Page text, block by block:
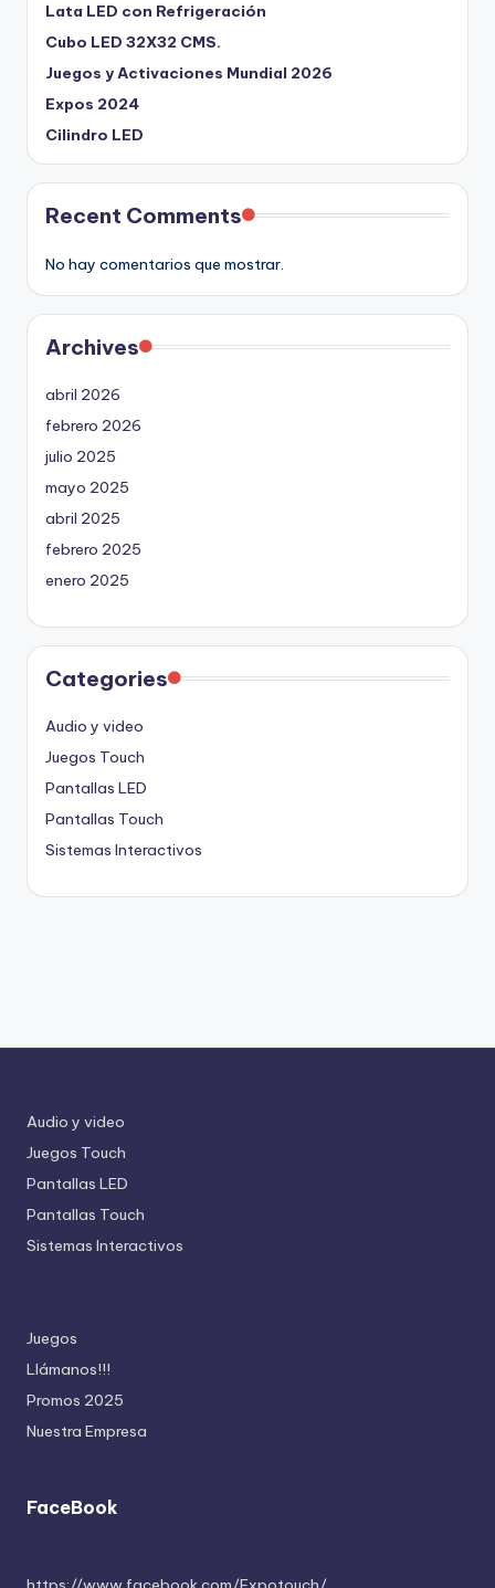
Lata LED con Refrigeración
Cubo LED 32X32 CMS.
Juegos y Activaciones Mundial 2026
Expos 2024
Cilindro LED
Recent Comments
No hay comentarios que mostrar.
Archives
abril 2026
febrero 2026
julio 2025
mayo 2025
abril 2025
febrero 2025
enero 2025
Categories
Audio y video
Juegos Touch
Pantallas LED
Pantallas Touch
Sistemas Interactivos
Audio y video
Juegos Touch
Pantallas LED
Pantallas Touch
Sistemas Interactivos
Juegos
Llámanos!!!
Promos 2025
Nuestra Empresa
FaceBook